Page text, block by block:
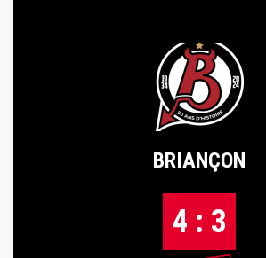
BRIANÇON
4 : 3